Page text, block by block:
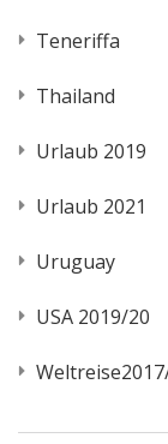
Teneriffa
Thailand
Urlaub 2019
Urlaub 2021
Uruguay
USA 2019/20